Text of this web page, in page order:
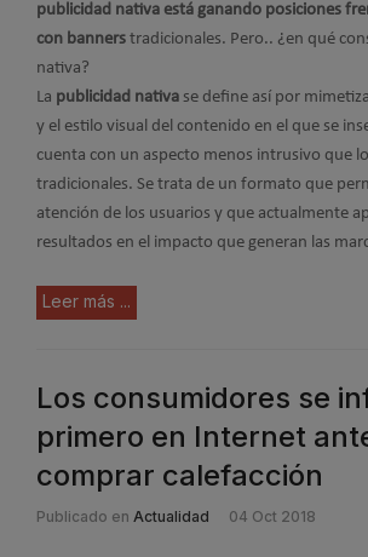
publicidad nativa está ganando posiciones
con banners tradicionales. Pero.. ¿en qué
nativa?
La publicidad nativa se define así por
y el estilo visual del contenido en el que se
cuenta con un aspecto menos intrusivo que
tradicionales. Se trata de un formato que
atención de los usuarios y que actualmente
resultados en el impacto que generan las
Leer más ...
Los consumidores se
primero en Internet
comprar calefacción
Publicado en Actualidad 04 Oct 2018